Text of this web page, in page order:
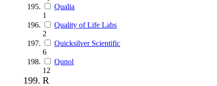
Qualia
1
Quality of Life Labs
2
Quicksilver Scientific
6
Qunol
12
R